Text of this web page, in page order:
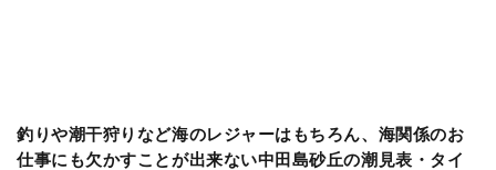
釣りや潮干狩りなど海のレジャーはもちろん、海関係のお
仕事にも欠かすことが出来ない中田島砂丘の潮見表・タイ